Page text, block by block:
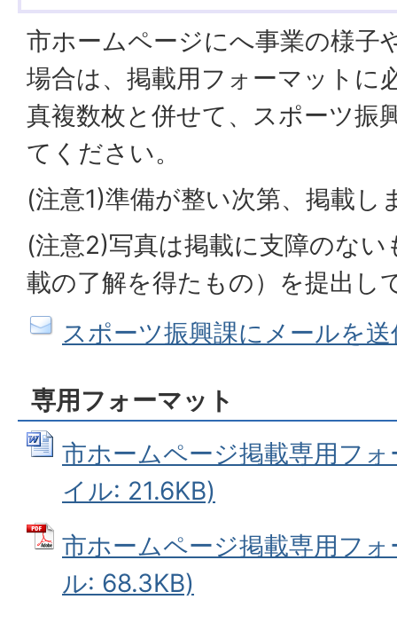
市ホームページにへ事業の様子
場合は、掲載用フォーマットに
真複数枚と併せて、スポーツ振
てください。
(注意1)準備が整い次第、掲載し
(注意2)写真は掲載に支障のな
載の了解を得たもの）を提出し
スポーツ振興課にメールを送
専用フォーマット
市ホームページ掲載専用フ
イル: 21.6KB)
市ホームページ掲載専用フ
ル: 68.3KB)